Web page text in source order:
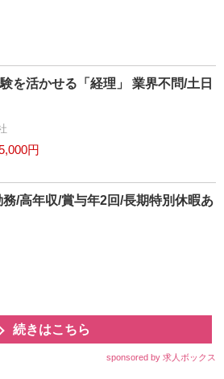
を活かせる「経理」 業界不問/土日
円
/高年収/賞与年2回/長期特別休暇あ
続きはこちら
sponsored by 求人ボックス